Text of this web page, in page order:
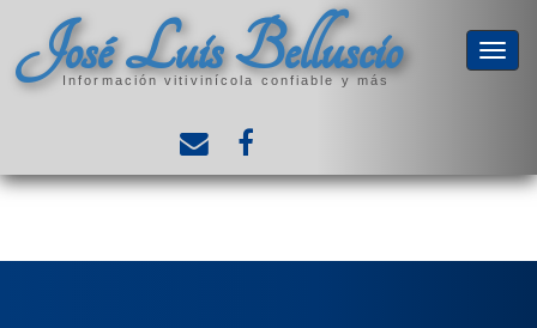
José Luis Belluscio
Información vitivinícola confiable y más